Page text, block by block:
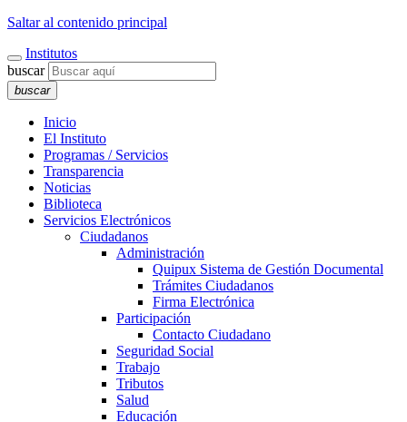
Saltar al contenido principal
Institutos
buscar
buscar
Inicio
El Instituto
Programas / Servicios
Transparencia
Noticias
Biblioteca
Servicios Electrónicos
Ciudadanos
Administración
Quipux Sistema de Gestión Documental
Trámites Ciudadanos
Firma Electrónica
Participación
Contacto Ciudadano
Seguridad Social
Trabajo
Tributos
Salud
Educación